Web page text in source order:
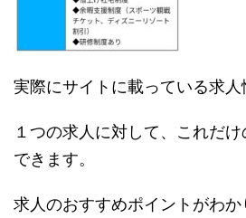
実際にサイトに載っている求人
１つの求人に対して、これだ
できます。
求人のおすすめポイントがわ